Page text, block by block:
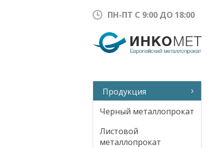
ПН-ПТ С 9:00 ДО 18:00
Продукция
Черный металлопрокат
Листовой
металлопрокат